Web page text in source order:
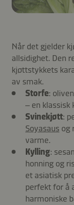
Når det gjelder
allsidighet. Den
kjøttstykkets
av smak.
Storfe:
– en klassisk
Svinekjøtt:
Soyasaus og
varme.
Kylling:
honning og
et asiatisk
perfekt for å
harmoniske